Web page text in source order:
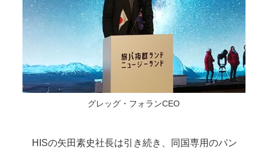
グレッグ・フォランCEO
HISの矢田素史社長は引き続き、同国専用のパン